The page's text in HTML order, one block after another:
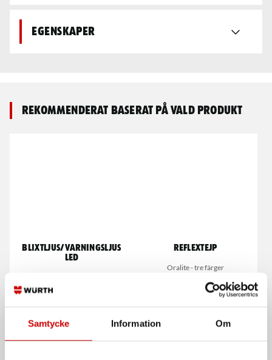
Samtycke Information Om
Egenskaper
Rekommenderat baserat på vald produkt
Blixtljus/varningsljus
LED
Reflextejp
Oralite - tre färger